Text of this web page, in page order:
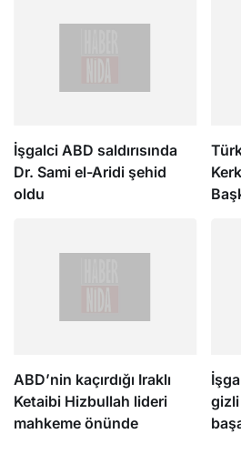
İşgalci ABD saldırısında
Dr. Sami el-Aridi şehid
oldu
ABD’nin kaçırdığı Iraklı
Ketaibi Hizbullah lideri
mahkeme önünde
gizli